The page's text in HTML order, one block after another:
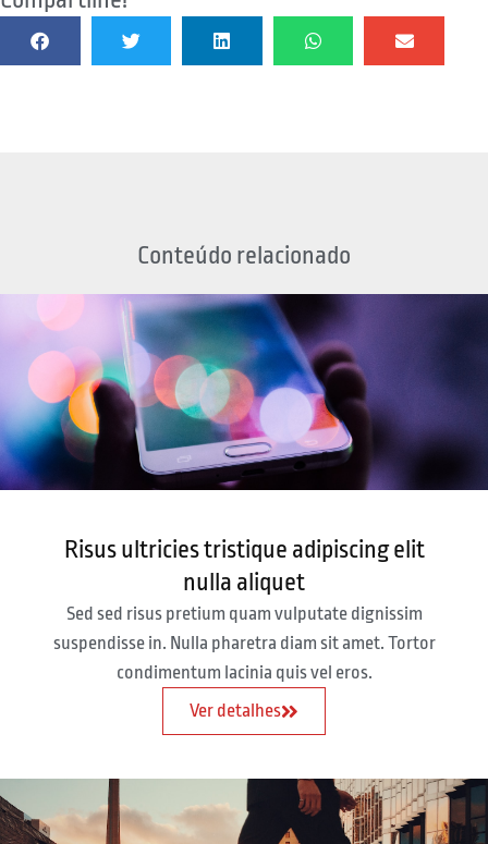
Conteúdo relacionado
Risus ultricies tristique adipiscing elit
nulla aliquet
Sed sed risus pretium quam vulputate dignissim
suspendisse in. Nulla pharetra diam sit amet. Tortor
condimentum lacinia quis vel eros.
Ver detalhes